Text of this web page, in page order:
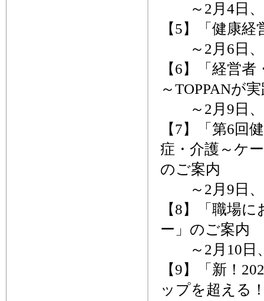
～2月4日、
【5】「健康
～2月6日、
【6】「経営
～TOPPANが
～2月9日、
【7】「第6回
症・介護～ケ
のご案内
～2月9日、
【8】「職場
ー」のご案内
～2月10日、
【9】「新！
ップを超える